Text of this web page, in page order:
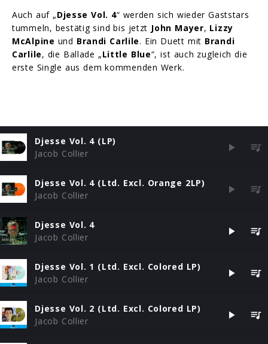
Auch auf „Djesse Vol. 4“ werden sich wieder Gaststars
tummeln, bestätig sind bis jetzt John Mayer, Lizzy
McAlpine und Brandi Carlile. Ein Duett mit Brandi
Carlile, die Ballade „Little Blue“, ist auch zugleich die
erste Single aus dem kommenden Werk.
Djesse Vol. 4 (LP)
Jacob Collier
Djesse Vol. 4 (Ltd. Excl. Orange 2LP)
Jacob Collier
Djesse Vol. 4
Jacob Collier
Djesse Vol. 1 (Ltd. Excl. Colored LP)
Jacob Collier
Djesse Vol. 2 (Ltd. Excl. Colored LP)
Jacob Collier